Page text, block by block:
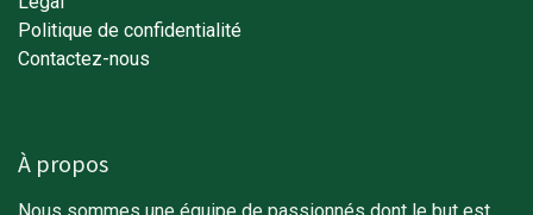
Politique de confidentialité
Contactez-nous
À propos